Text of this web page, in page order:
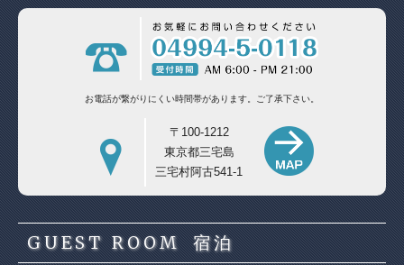
お電話が繋がりにくい時間帯があります。 ご了承下さい。
〒100-1212
東京都三宅島
三宅村阿古541-1
GUEST ROOM 宿泊